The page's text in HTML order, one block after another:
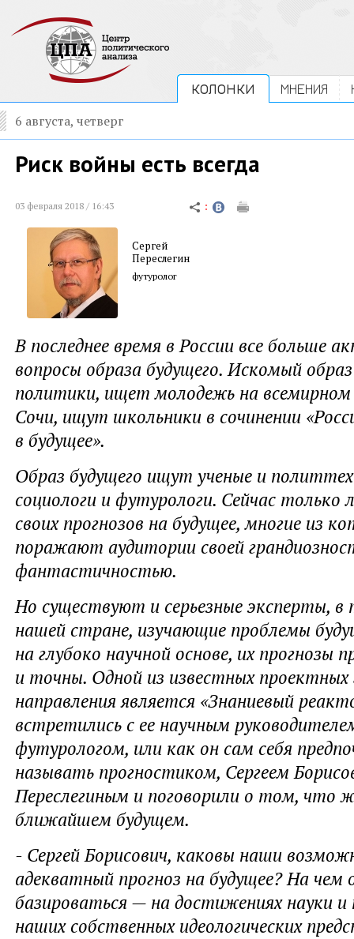
КОЛОНКИ МНЕНИЯ
6 августа, четверг
Риск войны есть всегда
03 февраля 2018 / 16:43
Сергей
Переслегин
футуролог
В последнее время в России все больше
вопросы образа будущего. Искомый
политики, ищет молодежь на
Сочи, ищут школьники в сочинении
в будущее».
Образ будущего ищут ученые и
социологи и футурологи. Сейчас только
своих прогнозов на будущее, многие из
поражают аудитории своей
фантастичностью.
Но существуют и серьезные эксперты, в
нашей стране, изучающие проблемы
на глубоко научной основе, их прогнозы
и точны. Одной из известных проектных
направления является «Знаниевый
встретились с ее научным
футурологом, или как он сам себя
называть прогностиком, Сергеем
Переслегиным и поговорили о том, что
ближайшем будущем.
- Сергей Борисович, каковы наши
адекватный прогноз на будущее? На чем
базироваться — на достижениях науки
наших собственных идеологических